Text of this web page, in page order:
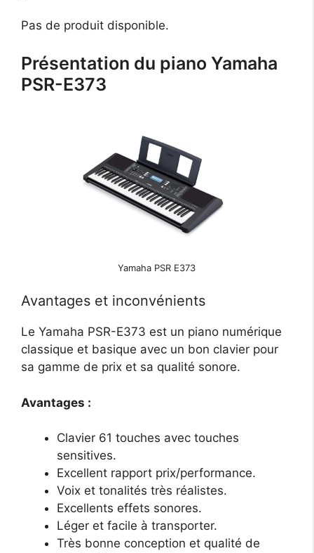
Pas de produit disponible.
Présentation du piano Yamaha
PSR-E373
Yamaha PSR E373
Avantages et inconvénients
Le Yamaha PSR-E373 est un piano numérique
classique et basique avec un bon clavier pour
sa gamme de prix et sa qualité sonore.
Avantages :
Clavier 61 touches avec touches
sensitives.
Excellent rapport prix/performance.
Voix et tonalités très réalistes.
Excellents effets sonores.
Léger et facile à transporter.
Très bonne conception et qualité de